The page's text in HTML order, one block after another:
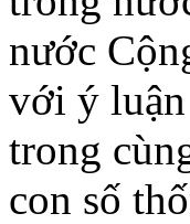
nước
với ý
trong
con số